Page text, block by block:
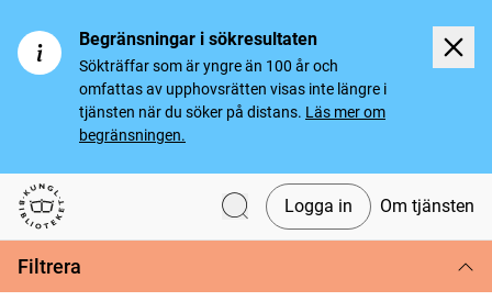
Begränsningar i sökresultaten
Sökträffar som är yngre än 100 år och
omfattas av upphovsrätten visas inte längre i
tjänsten när du söker på distans. Läs mer om
begränsningen.
Svenska tidningar
Logga in Om tjänsten
Filtrera